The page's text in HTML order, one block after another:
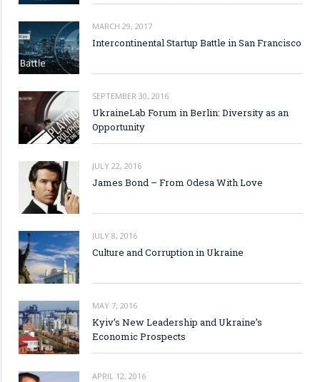
MARCH 29, 2017
Intercontinental Startup Battle in San Francisco
SEPTEMBER 30, 2016
UkraineLab Forum in Berlin: Diversity as an
Opportunity
JULY 22, 2016
James Bond – From Odesa With Love
JULY 8, 2016
Culture and Corruption in Ukraine
MAY 7, 2016
Kyiv’s New Leadership and Ukraine’s
Economic Prospects
APRIL 12, 2016